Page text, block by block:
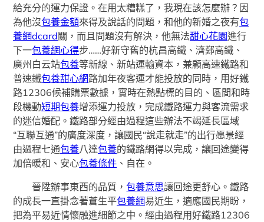
給充分的運力保證。在用太糟糕了，我現在該怎麼辦？因
為他沒包養金額來得及說話的問題，和他的新婚之夜有包
養網dcard關，而且問題沒有解決，他無法甜心花園進行
下一包養網心得步……好新守舊的杭昌高鐵、濟鄭高鐵、
廣州白云站包養等新線、新站運輸資本，兼顧高速鐵路和
普速鐵包養甜心網路加年夜客運才能投放的同時，用好鐵
路12306候補購票數據，實時在熱點標的目的、區間和時
段機動短期包養增添運力投放，完成鐵路運力與客流需求
的迷信婚配。鐵路部分經由過程這些辦法不竭延長區域
“互聯互通”的廣度深度，讓國民“說走就走”的出行愿景經
由過程七通包養八達包養的鐵路網得以完成，讓回途變得
加倍暖和、安心包養條件 、自在。
晉陞辦事東西的品質，包養意思讓回途更舒心。鐵路
的成長一直掛念著蒼生平包養網易近生，適應國民期盼，
把為平易近情懷融進細節之中。經由過程用好鐵路12306